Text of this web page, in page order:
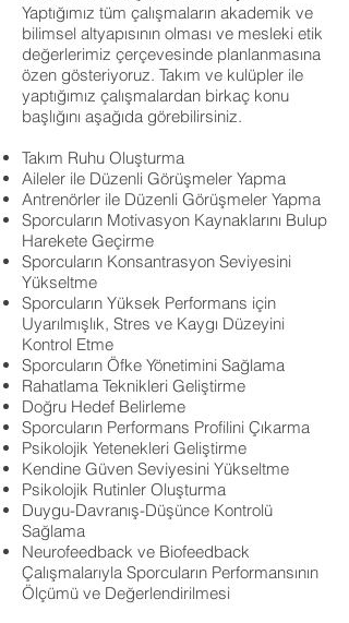
Yaptığımız tüm çalışmaların akademik ve
bilimsel altyapısının olması ve mesleki etik
değerlerimiz çerçevesinde planlanmasına
özen gösteriyoruz. Takım ve kulüpler ile
yaptığımız çalışmalardan birkaç konu
başlığını aşağıda görebilirsiniz.
Takım Ruhu Oluşturma
Aileler ile Düzenli Görüşmeler Yapma
Antrenörler ile Düzenli Görüşmeler Yapma
Sporcuların Motivasyon Kaynaklarını Bulup
Harekete Geçirme
Sporcuların Konsantrasyon Seviyesini
Yükseltme
Sporcuların Yüksek Performans için
Uyarılmışlık, Stres ve Kaygı Düzeyini
Kontrol Etme
Sporcuların Öfke Yönetimini Sağlama
Rahatlama Teknikleri Geliştirme
Doğru Hedef Belirleme
Sporcuların Performans Profilini Çıkarma
Psikolojik Yetenekleri Geliştirme
Kendine Güven Seviyesini Yükseltme
Psikolojik Rutinler Oluşturma
Duygu-Davranış-Düşünce Kontrolü
Sağlama
Neurofeedback ve Biofeedback
Çalışmalarıyla Sporcuların Performansının
Ölçümü ve Değerlendirilmesi